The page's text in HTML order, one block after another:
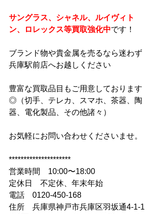
サングラス、シャネル、ルイヴィト
ン、ロレックス等買取強化中です！
ブランド物や貴金属を売るなら迷わず
兵庫駅前店へお越しください
豊富な買取品目もご用意しております
◎（切手、テレカ、スマホ、茶器、陶
器、電化製品、その他諸々）
お気軽にお問い合わせくださいませ。
*********************
営業時間　10:00〜18:00
定休日　不定休、年末年始
電話　0120-450-168
住所　兵庫県神戸市兵庫区羽坂通4-1-1